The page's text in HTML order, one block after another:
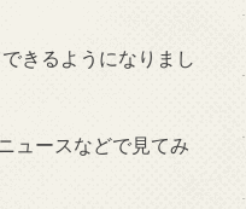
きるようになりまし
ュースなどで見てみ